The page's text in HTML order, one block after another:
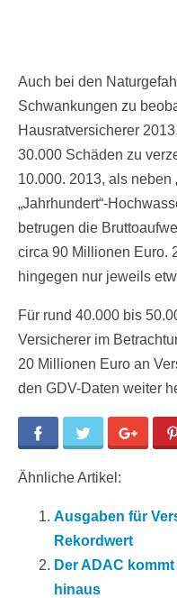
Auch bei den
Schwankungen zu
Hausratversicherer
30.000 Schäden zu
10.000. 2013, als neben
„Jahrhundert“-
betrugen die
circa 90 Millionen Euro.
hingegen nur jeweils
Für rund 40.000 bis
Versicherer im
20 Millionen Euro an
den GDV-Daten weiter
Facebook Twitter
Ähnliche Artikel:
Ausgaben für
Rekordwert
Der ADAC
hinaus